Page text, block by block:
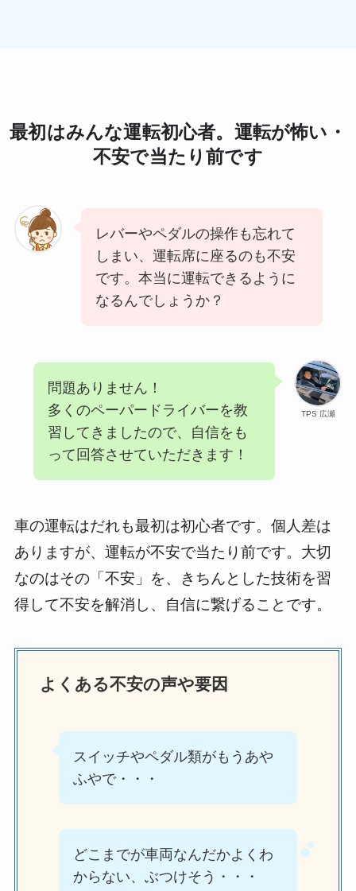
最初はみんな運転初心者。運転が怖い・
不安で当たり前です
レバーやペダルの操作も忘れて
しまい、運転席に座るのも不安
です。本当に運転できるように
なるんでしょうか？
TPS 広瀬
問題ありません！
多くのペーパードライバーを教
習してきましたので、自信をも
って回答させていただきます！
車の運転はだれも最初は初心者です。個人差は
ありますが、運転が不安で当たり前です。大切
なのはその「不安」を、きちんとした技術を習
得して不安を解消し、自信に繋げることです。
よくある不安の声や要因
スイッチやペダル類がもうあや
ふやで・・・
どこまでが車両なんだかよくわ
からない、ぶつけそう・・・